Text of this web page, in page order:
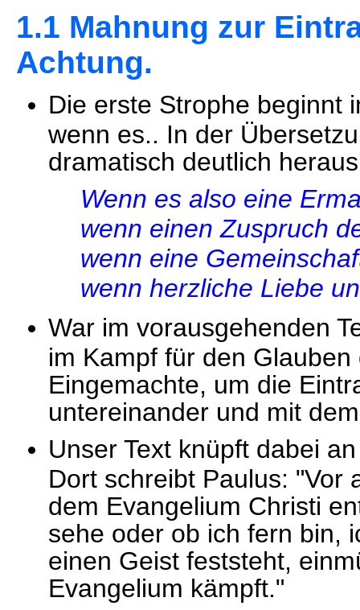
1.1 Mahnung zur
Achtung.
Die erste Strophe beginnt
wenn es.. In der
dramatisch deutlich
Wenn es also eine
wenn einen Zuspruch
wenn eine
wenn herzliche Liebe
War im vorausgehenden
im Kampf für den
Eingemachte, um die
untereinander und mit
Unser Text knüpft dabei
Dort schreibt Paulus: "Vor
dem Evangelium Christi
sehe oder ob ich fern bin,
einen Geist feststeht,
Evangelium kämpft."